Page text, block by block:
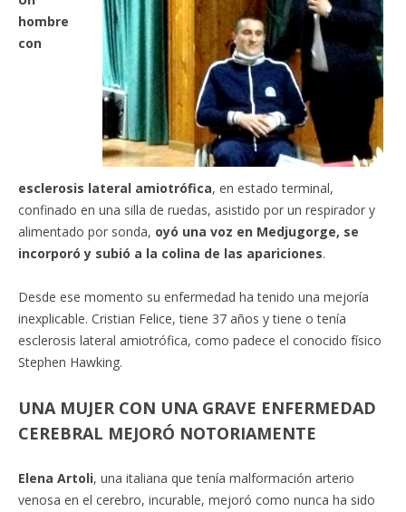
hombre
con
esclerosis lateral amiotrófica, en estado terminal,
confinado en una silla de ruedas, asistido por un respirador y
alimentado por sonda, oyó una voz en Medjugorge, se
incorporó y subió a la colina de las apariciones.
Desde ese momento su enfermedad ha tenido una mejoría
inexplicable. Cristian Felice, tiene 37 años y tiene o tenía
esclerosis lateral amiotrófica, como padece el conocido físico
Stephen Hawking.
UNA MUJER CON UNA GRAVE ENFERMEDAD
CEREBRAL MEJORÓ NOTORIAMENTE
Elena Artoli, una italiana que tenía malformación arterio
venosa en el cerebro, incurable, mejoró como nunca ha sido